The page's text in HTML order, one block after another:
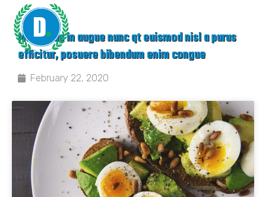
Maecenas in augue nunc qt euismod nisl a purus
efficitur, posuere bibendum enim congue
February 22, 2020